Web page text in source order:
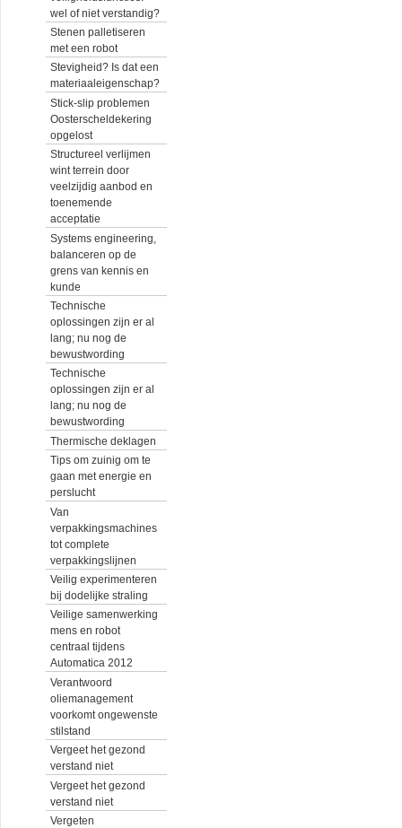
wel of niet verstandig?
Stenen palletiseren
met een robot
Stevigheid? Is dat een
materiaaleigenschap?
Stick-slip problemen
Oosterscheldekering
opgelost
Structureel verlijmen
wint terrein door
veelzijdig aanbod en
toenemende
acceptatie
Systems engineering,
balanceren op de
grens van kennis en
kunde
Technische
oplossingen zijn er al
lang; nu nog de
bewustwording
Technische
oplossingen zijn er al
lang; nu nog de
bewustwording
Thermische deklagen
Tips om zuinig om te
gaan met energie en
perslucht
Van
verpakkingsmachines
tot complete
verpakkingslijnen
Veilig experimenteren
bij dodelijke straling
Veilige samenwerking
mens en robot
centraal tijdens
Automatica 2012
Verantwoord
oliemanagement
voorkomt ongewenste
stilstand
Vergeet het gezond
verstand niet
Vergeet het gezond
verstand niet
Vergeten